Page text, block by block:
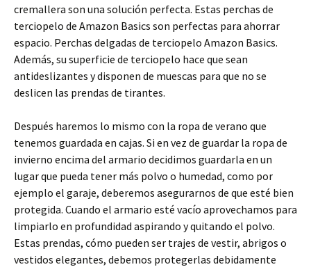
cremallera son una solución perfecta. Estas perchas de
terciopelo de Amazon Basics son perfectas para ahorrar
espacio. Perchas delgadas de terciopelo Amazon Basics.
Además, su superficie de terciopelo hace que sean
antideslizantes y disponen de muescas para que no se
deslicen las prendas de tirantes.
Después haremos lo mismo con la ropa de verano que
tenemos guardada en cajas. Si en vez de guardar la ropa de
invierno encima del armario decidimos guardarla en un
lugar que pueda tener más polvo o humedad, como por
ejemplo el garaje, deberemos asegurarnos de que esté bien
protegida. Cuando el armario esté vacío aprovechamos para
limpiarlo en profundidad aspirando y quitando el polvo.
Estas prendas, cómo pueden ser trajes de vestir, abrigos o
vestidos elegantes, debemos protegerlas debidamente